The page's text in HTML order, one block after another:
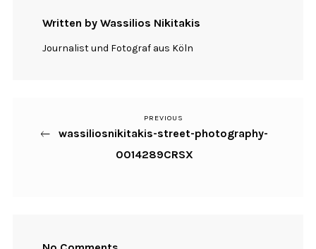
Written by Wassilios Nikitakis
Journalist und Fotograf aus Köln
Beitragsnavigation
Previous
Post
PREVIOUS
wassiliosnikitakis-street-photography-
0014289CRSX